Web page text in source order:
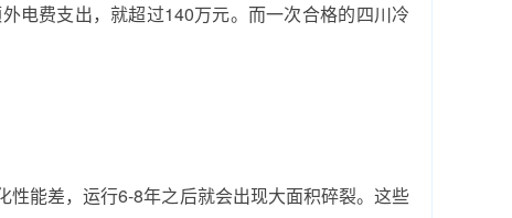
电费支出，就超过140万元。而一次合格的‌四川冷
能差，运行6-8年之后就会出现大面积碎裂。这些